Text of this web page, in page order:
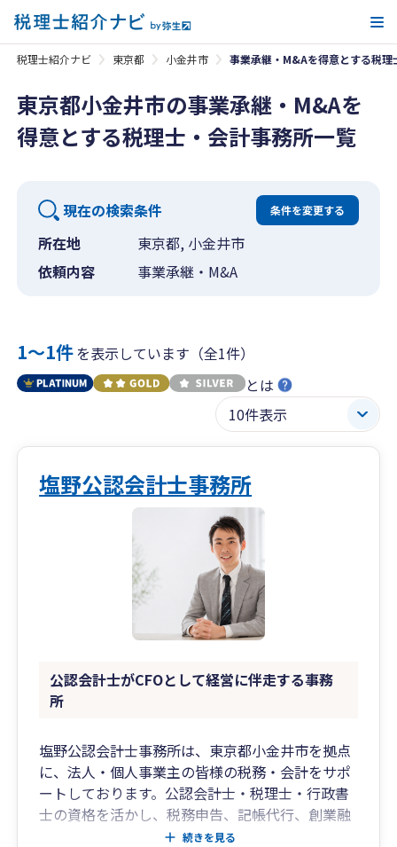
税理士紹介ナビ 東京都 小金井市 事業承継・M&Aを得意とする税理
東京都小金井市の事業承継・M&Aを
得意とする税理士・会計事務所一覧
現在の検索条件 条件を変更する
所在地
東京都, 小金井市
依頼内容
事業承継・M&A
1〜1件を表示しています（全1件）
とは
塩野公認会計士事務所
公認会計士がCFOとして経営に伴走する事務
所
塩野公認会計士事務所は、東京都小金井市を拠点
に、法人・個人事業主の皆様の税務・会計をサポ
ートしております。公認会計士・税理士・行政書
士の資格を活かし、税務申告、記帳代行、創業融
資、補助金申請、許認可申請までワンストップで
続きを見る